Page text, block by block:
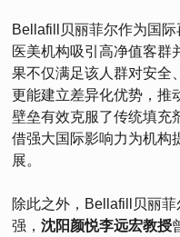
Bellafill贝丽菲尔作为国
医美机构吸引高净值客群
果不仅满足该人群对安全
更能建立差异化优势，推
壁垒有效克服了传统填充
借强大国际影响力为机构
展。
除此之外，Bellafill贝丽菲
强，沈阳颜悦李远宏教授